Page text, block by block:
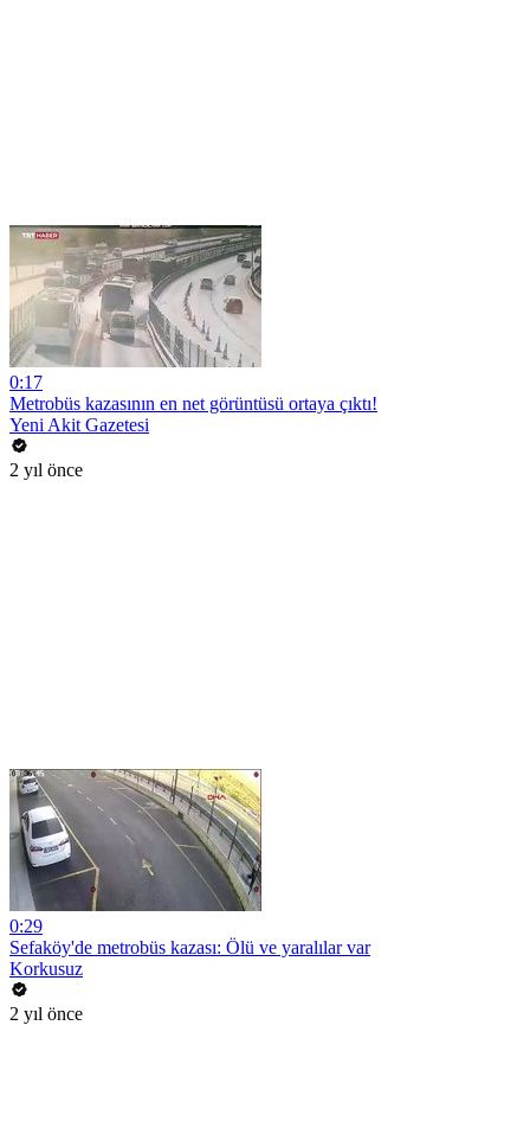
0:17
Metrobüs kazasının en net görüntüsü ortaya çıktı!
Yeni Akit Gazetesi
2 yıl önce
0:29
Sefaköy'de metrobüs kazası: Ölü ve yaralılar var
Korkusuz
2 yıl önce